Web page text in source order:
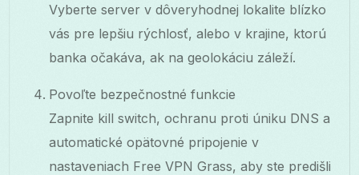
Vyberte server v dôveryhodnej lokalite blízko
vás pre lepšiu rýchlosť, alebo v krajine, ktorú
banka očakáva, ak na geolokáciu záleží.
Povoľte bezpečnostné funkcie
Zapnite kill switch, ochranu proti úniku DNS a
automatické opätovné pripojenie v
nastaveniach Free VPN Grass, aby ste predišli